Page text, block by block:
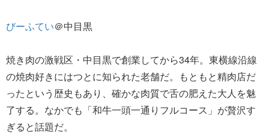
びーふてい＠中目黒
焼き肉の激戦区・中目黒で創業してから34年。東横線沿線
の焼肉好きにはつとに知られた老舗だ。もともと精肉店だ
ったという歴史もあり、確かな肉質で舌の肥えた大人を魅
了する。なかでも「和牛一頭一通りフルコース」が贅沢す
ぎると話題だ。